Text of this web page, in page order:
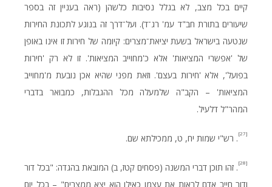
קיים בכל מצב, לא בגלל נסיבות כלשהן (ראה בעניין זה בספר
שיעורים בתורת חב"ד עמ' רג־ד). ועל־דרך זה בנוגע לתכונת החירות
שנטעה בישראל בשעת יציאת־מצרים: קיומה של חירות זו אינו באופן
של 'אפשרי המציאות' אלא כ'מחוייב המציאות'. זו לא רק 'חירות
בפועל', אלא 'חירות בעצם'. וזאת מפני שהיא אכן נובעת מ'מחוייב
המציאות' – הקב"ה שלמעלה מכל ההגבלות, כמבואר בדברי
המהר"ל דלעיל.
[27] . רש"י שמות יח, ט, ממכילתא שם.
[28]
. זהו תוכן דברי המשנה (פסחים קטז, ב) המובאת בהגדה: "בכל דור
ודור חייב אדם לראות את עצמו כאילו הוא יצא ממצרים" – בכל יום